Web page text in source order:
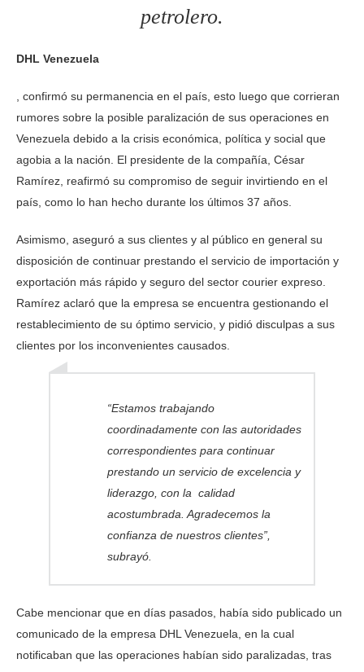
petrolero.
DHL Venezuela
, confirmó su permanencia en el país, esto luego que corrieran
rumores sobre la posible paralización de sus operaciones en
Venezuela debido a la crisis económica, política y social que
agobia a la nación. El presidente de la compañía, César
Ramírez, reafirmó su compromiso de seguir invirtiendo en el
país, como lo han hecho durante los últimos 37 años.
Asimismo, aseguró a sus clientes y al público en general su
disposición de continuar prestando el servicio de importación y
exportación más rápido y seguro del sector courier expreso.
Ramírez aclaró que la empresa se encuentra gestionando el
restablecimiento de su óptimo servicio, y pidió disculpas a sus
clientes por los inconvenientes causados.
“Estamos trabajando
coordinadamente con las autoridades
correspondientes para continuar
prestando un servicio de excelencia y
liderazgo, con la calidad
acostumbrada. Agradecemos la
confianza de nuestros clientes”,
subrayó.
Cabe mencionar que en días pasados, había sido publicado un
comunicado de la empresa DHL Venezuela, en la cual
notificaban que las operaciones habían sido paralizadas, tras